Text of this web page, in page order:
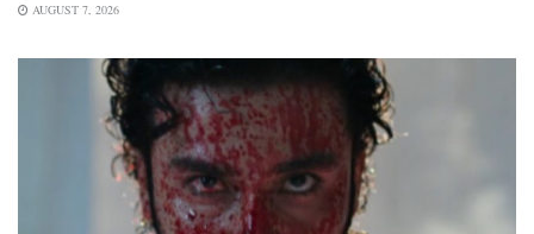
AUGUST 7, 2026